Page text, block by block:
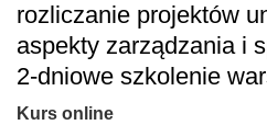
rozliczanie projektów
aspekty zarządzania i
2-dniowe szkolenie
Kurs online